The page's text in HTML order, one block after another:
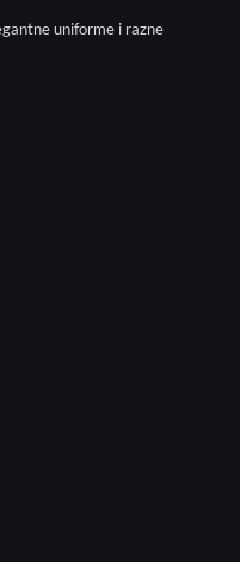
uniforme i razne